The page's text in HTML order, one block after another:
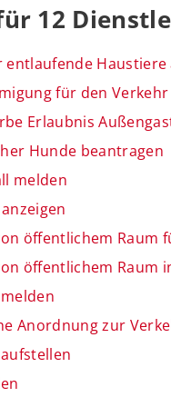
12
entlaufende Haustiere
für den
Erlaubnis
Hunde beantragen
melden
öffentlichem Raum
öffentlichem Raum
Anordnung zur